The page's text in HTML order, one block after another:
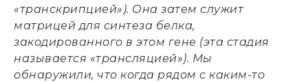
«транскрипцией»). Она затем служит
матрицей для синтеза белка,
закодированного в этом гене (эта стадия
называется «трансляцией»). Мы
обнаружили, что когда рядом с каким-то